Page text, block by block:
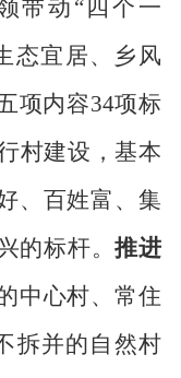
带动 “四个一
态宜居、乡风
项内容34项标
村建设，基本
、百姓富、集
的标杆。推进
中心村、常住
拆并的自然村